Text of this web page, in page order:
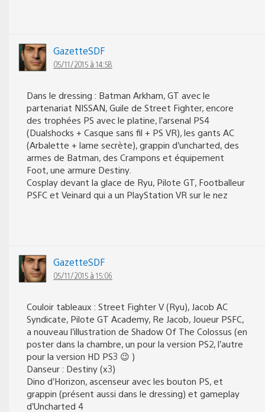
GazetteSDF
05/11/2015 à 14:58
Dans le dressing : Batman Arkham, GT avec le
partenariat NISSAN, Guile de Street Fighter, encore
des trophées PS avec le platine, l’arsenal PS4
(Dualshocks + Casque sans fil + PS VR), les gants AC
(Arbalette + lame secrète), grappin d’uncharted, des
armes de Batman, des Crampons et équipement
Foot, une armure Destiny.
Cosplay devant la glace de Ryu, Pilote GT, Footballeur
PSFC et Veinard qui a un PlayStation VR sur le nez
GazetteSDF
05/11/2015 à 15:06
Couloir tableaux : Street Fighter V (Ryu), Jacob AC
Syndicate, Pilote GT Academy, Re Jacob, Joueur PSFC,
a nouveau l’illustration de Shadow Of The Colossus (en
poster dans la chambre, un pour la version PS2, l’autre
pour la version HD PS3 😉 )
Danseur : Destiny (x3)
Dino d’Horizon, ascenseur avec les bouton PS, et
grappin (présent aussi dans le dressing) et gameplay
d’Uncharted 4